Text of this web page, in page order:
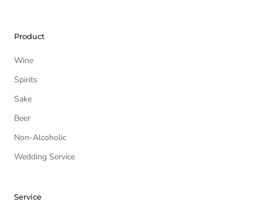
Product
Wine
Spirits
Sake
Beer
Non-Alcoholic
Wedding Service
Service